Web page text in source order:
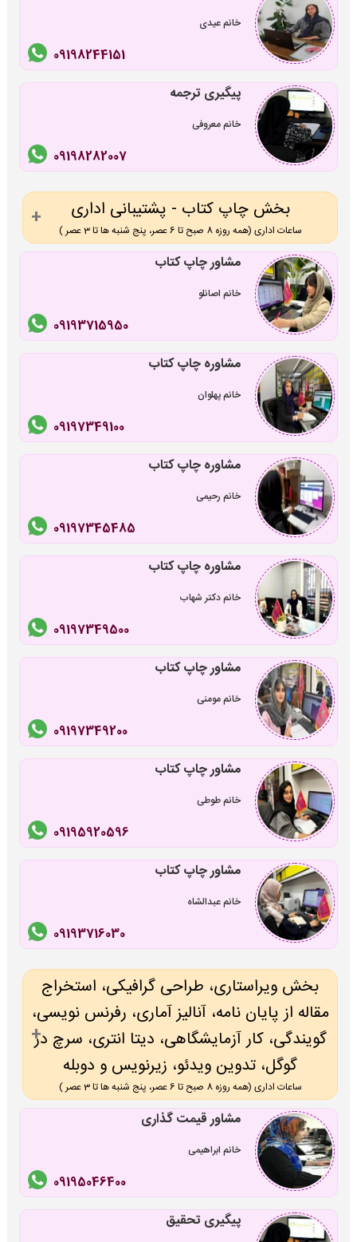
خانم عیدی
09198244151
پیگیری ترجمه
خانم معروفی
09198282007
بخش چاپ کتاب - پشتیبانی اداری
ساعات اداری (همه روزه 8 صبح تا 6 عصر، پنج شنبه ها تا 3 عصر )
مشاور چاپ کتاب
خانم اصانلو
09193715950
مشاوره چاپ کتاب
خانم پهلوان
09197349100
مشاوره چاپ کتاب
خانم رحیمی
09197345485
مشاوره چاپ کتاب
خانم دکتر شهاب
09197349500
مشاور چاپ کتاب
خانم مومنی
09197349200
مشاور چاپ کتاب
خانم طوطی
09195920596
مشاور چاپ کتاب
خانم عبدالشاه
09193716030
بخش ویراستاری، طراحی گرافیکی، استخراج
مقاله از پایان نامه، آنالیز آماری، رفرنس نویسی،
گویندگی، کار آزمایشگاهی، دیتا انتری، سرچ در
گوگل، تدوین ویدئو، زیرنویس و دوبله
ساعات اداری (همه روزه 8 صبح تا 6 عصر، پنج شنبه ها تا 3 عصر )
مشاور قیمت گذاری
خانم ابراهیمی
09195046400
پیگیری تحقیق